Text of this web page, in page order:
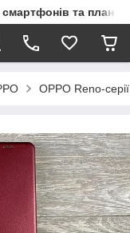
та
OPPO Reno-серії